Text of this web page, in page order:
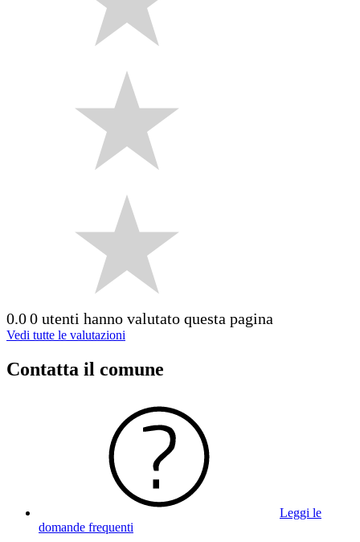
0.00 utenti hanno valutato questa pagina
Vedi tutte le valutazioni
Contatta il comune
Leggi le
domande frequenti